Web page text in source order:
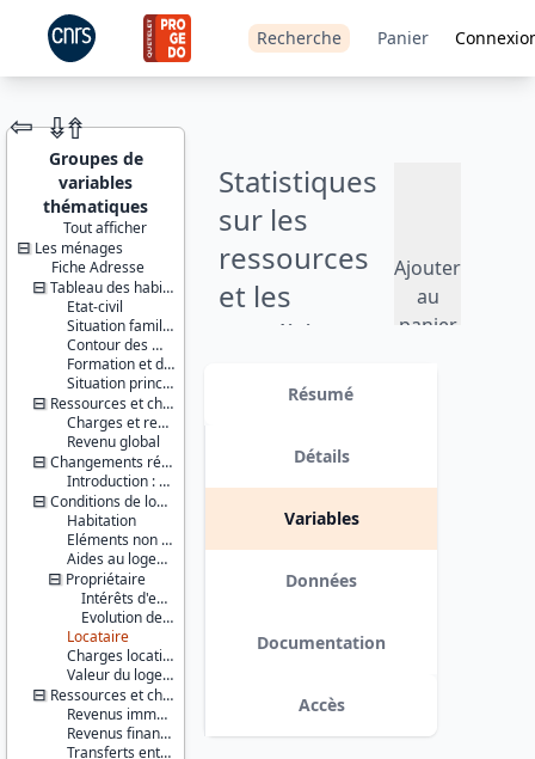
Recherche Panier
JEU DE
DONNÉES
Statistiques
sur les
ressources
et les
conditions
- 2016
Ajouter
au
panier
Version 1 date : 2018-04-09
⇦ ⇮⇮
Groupes de
variables
thématiques
Tout afficher
Les ménages
Fiche Adresse
Tableau des habitants du logement
Etat-civil
Situation familiale
Contour des ménages
Formation et diplômes
Situation principale vis-à-vis du travail
Ressources et charges en période courante
Charges et ressources relationnelles
Revenu global
Changements récents et jeunes enfants
Introduction : changement de composition du ménage
Conditions de logement (résidence principale)
Habitation
Eléments non monétaires
Aides au logement
Propriétaire
Intérêts d'emprunt
Evolution des caractéristiques d'emprunts depuis l'enquête précédente
Locataire
Charges locatives et autres charges
Valeur du logement
Ressources et charges
Revenus immobiliers ou fonciers
Revenus financiers
Transferts entre ménages
Identifiants :
lil-1224
doi:10.13144/lil-
1224
Thèmes :
Conditions
de vie et
société
Salaire et
revenus
Série :
Statistiques
sur les
ressources
et
conditions
de vie
(SRCV)
Résumé
Détails
Variables
Données
Documentation
Accès